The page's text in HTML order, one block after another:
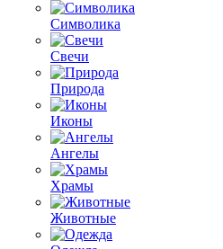
Символика
Свечи
Природа
Иконы
Ангелы
Храмы
Животные